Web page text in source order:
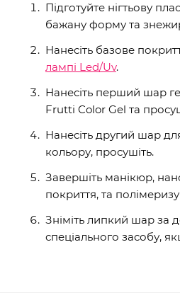
Підготуйте нігтьову
бажану форму та
Нанесіть базове
лампі Led/Uv.
Нанесіть перший шар
Frutti Color Gel та
Нанесіть другий шар
кольору, просушіть.
Завершіть манікюр,
покриття, та
Зніміть липкий шар за
спеціального засобу,